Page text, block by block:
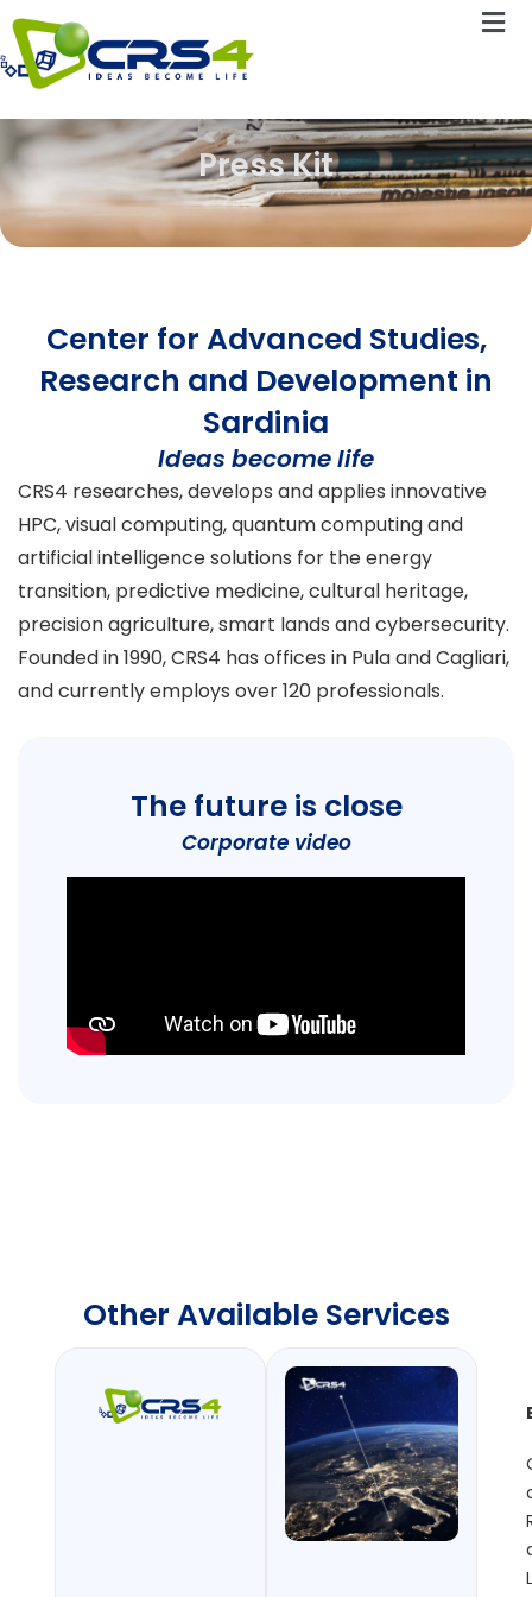
Press Kit
Center for Advanced Studies,
Research and Development in
Sardinia
Ideas become life
CRS4 researches, develops and applies innovative
HPC, visual computing, quantum computing and
artificial intelligence solutions for the energy
transition, predictive medicine, cultural heritage,
precision agriculture, smart lands and cybersecurity.
Founded in 1990, CRS4 has offices in Pula and Cagliari,
and currently employs over 120 professionals.
The future is close
Corporate video
Other Available Services
Logo
CRS4
[Zip]
Logo use